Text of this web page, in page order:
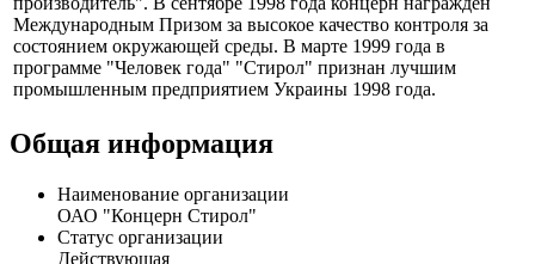
присужден за внедрение и развитие современных
технологий), лауреатом общенациональной программы
"Человек года" в номинации "Отечественный
производитель". В сентябре 1998 года концерн награжден
Международным Призом за высокое качество контроля за
состоянием окружающей среды. В марте 1999 года в
программе "Человек года" "Стирол" признан лучшим
Общая информация